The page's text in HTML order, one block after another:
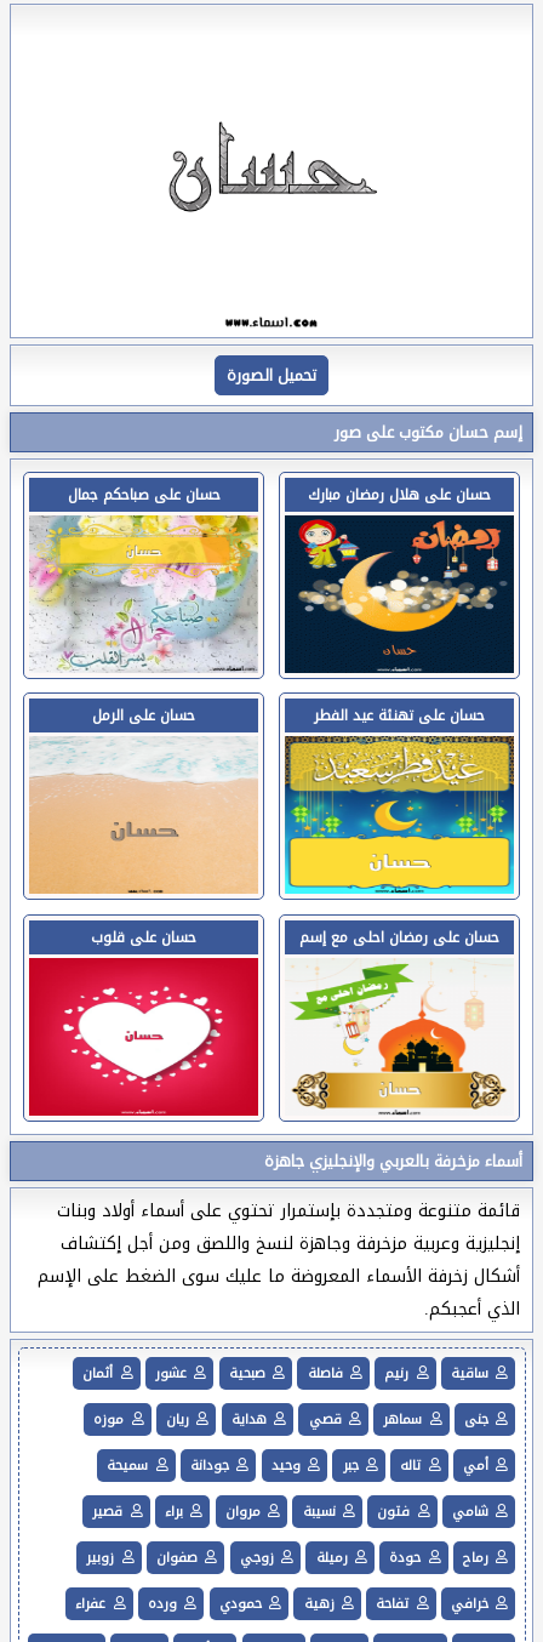
تحميل الصورة
إسم حسان مكتوب على صور
حسان على هلال رمضان مبارك حسان على صباحكم جمال
حسان على تهنئة عيد الفطر حسان على الرمل
حسان على رمضان احلى مع إسم حسان على قلوب
أسماء مزخرفة بالعربي والإنجليزي جاهزة
قائمة متنوعة ومتجددة بإستمرار تحتوي على أسماء أولاد وبنات
إنجليزية وعربية مزخرفة وجاهزة لنسخ واللصق ومن أجل إكتشاف
أشكال زخرفة الأسماء المعروضة ما عليك سوى الضغط على الإسم
الذي أعجبكم.
ساقية رنيم فاصلة صبحية عشور
أثمان
جنى
سماهر قصي هداية ريان
موزه
أمي
تاله جبر وحيد جودانة
سميحة
شامي
فتون نسيبة مروان براء
قصير
رماح
حودة رميلة زوجي صفوان
زوبير
خرافي
تفاحة زهية حمودي ورده
عفراء